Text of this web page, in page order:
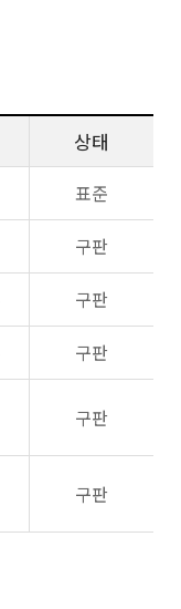
상태
표준
구판
구판
구판
구판
구판